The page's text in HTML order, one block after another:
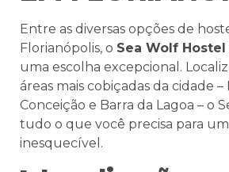
Entre as diversas opções de
Florianópolis, o Sea Wolf Hostel
uma escolha excepcional.
áreas mais cobiçadas da cidade –
Conceição e Barra da Lagoa – o
tudo o que você precisa para
inesquecível.